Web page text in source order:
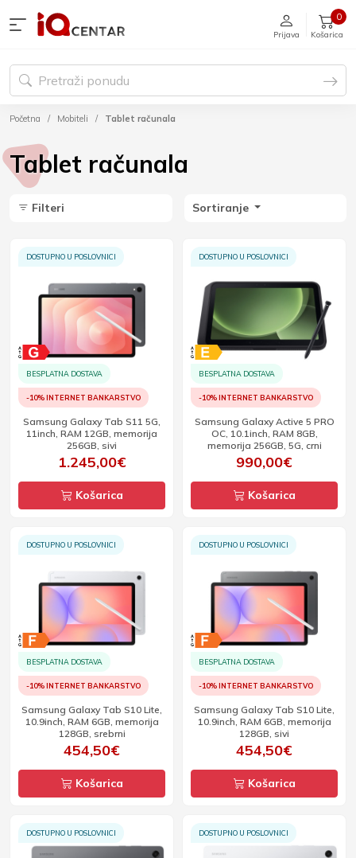
Prijava Košarica
0
Početna Mobiteli Tablet računala
Tablet računala
Filteri Sortiranje
DOSTUPNO U POSLOVNICI
BESPLATNA DOSTAVA
-10% INTERNET BANKARSTVO
Samsung Galaxy Tab S11 5G,
11inch, RAM 12GB, memorija
256GB, sivi
1.245,00€
Košarica
DOSTUPNO U POSLOVNICI
BESPLATNA DOSTAVA
-10% INTERNET BANKARSTVO
Samsung Galaxy Active 5 PRO
OC, 10.1inch, RAM 8GB,
memorija 256GB, 5G, crni
990,00€
Košarica
DOSTUPNO U POSLOVNICI
BESPLATNA DOSTAVA
-10% INTERNET BANKARSTVO
Samsung Galaxy Tab S10 Lite,
10.9inch, RAM 6GB, memorija
128GB, srebrni
454,50€
Košarica
DOSTUPNO U POSLOVNICI
BESPLATNA DOSTAVA
-10% INTERNET BANKARSTVO
Samsung Galaxy Tab S10 Lite,
10.9inch, RAM 6GB, memorija
128GB, sivi
454,50€
Košarica
DOSTUPNO U POSLOVNICI DOSTUPNO U POSLOVNICI